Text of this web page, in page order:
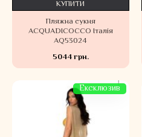
Пляжна сукня
ACQUADICOCCO Італія
AQ53024
5044 грн.
КУПИТИ
Ексклюзив